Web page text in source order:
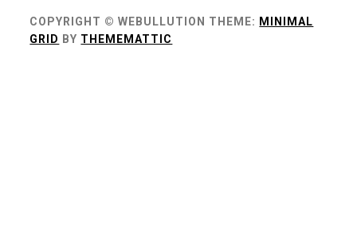
COPYRIGHT © WEBULLUTION THEME: MINIMAL
GRID BY THEMEMATTIC